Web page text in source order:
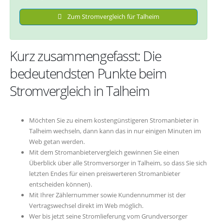
Zum Stromvergleich für Talheim
Kurz zusammengefasst: Die
bedeutendsten Punkte beim
Stromvergleich in Talheim
Möchten Sie zu einem kostengünstigeren Stromanbieter in
Talheim wechseln, dann kann das in nur einigen Minuten im
Web getan werden.
Mit dem Stromanbietervergleich gewinnen Sie einen
Überblick über alle Stromversorger in Talheim, so dass Sie sich
letzten Endes für einen preiswerteren Stromanbieter
entscheiden können}.
Mit Ihrer Zählernummer sowie Kundennummer ist der
Vertragswechsel direkt im Web möglich.
Wer bis jetzt seine Stromlieferung vom Grundversorger